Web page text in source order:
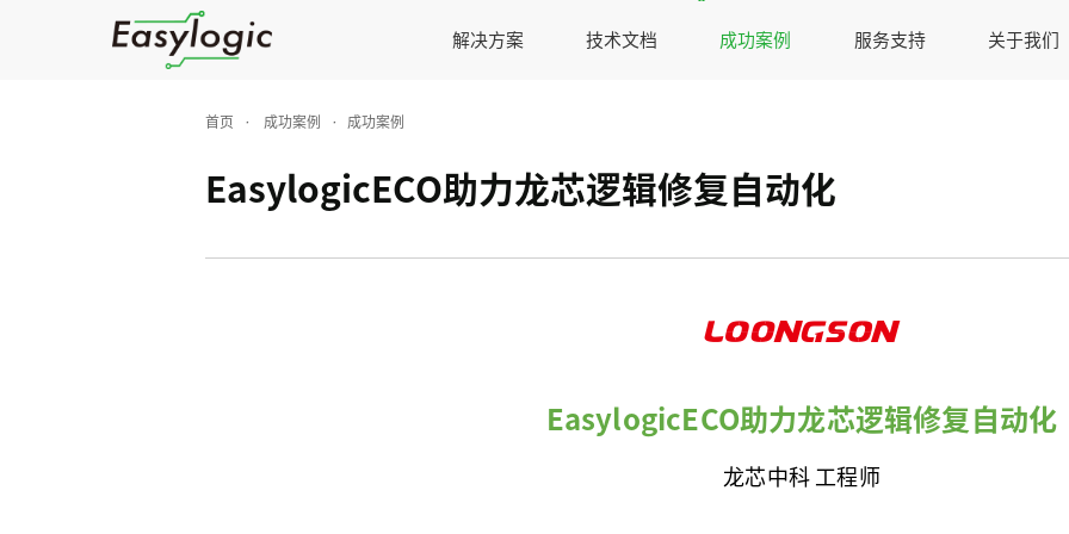
解决方案 技术文档 成功案例 服务支持 关于我们
首页 · 成功案例 · 成功案例
EasylogicECO助力龙芯逻辑修复自动化
EasylogicECO助力龙芯逻辑修复自动化
龙芯中科 工程师